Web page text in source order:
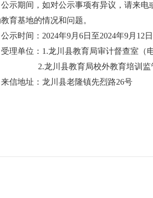
期间，如对公示事项有异议，请来电
育基地的情况和问题。
时间：2024年9月6日至2024年9月12
单位：1.龙川县教育局审计督查室（电
川县教育局校外教育培训监管股
地址：龙川县老隆镇先烈路26号